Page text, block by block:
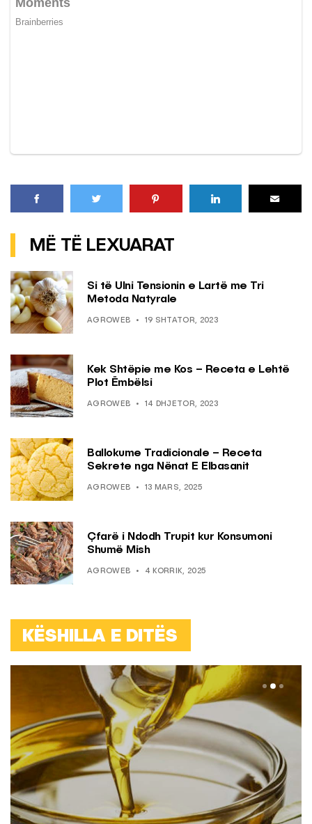
MË TË LEXUARAT
Si të Ulni Tensionin e Lartë me Tri
Metoda Natyrale
AGROWEB 19 SHTATOR, 2023
Kek Shtëpie me Kos – Receta e Lehtë
Plot Ëmbëlsi
AGROWEB 14 DHJETOR, 2023
Ballokume Tradicionale – Receta
Sekrete nga Nënat E Elbasanit
AGROWEB 13 MARS, 2025
Çfarë i Ndodh Trupit kur Konsumoni
Shumë Mish
AGROWEB 4 KORRIK, 2025
KËSHILLA E DITËS